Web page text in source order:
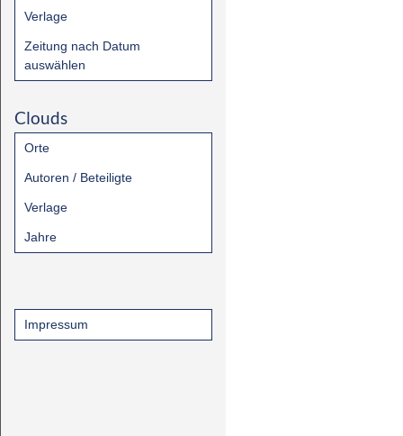
Verlage
Zeitung nach Datum
auswählen
Clouds
Orte
Autoren / Beteiligte
Verlage
Jahre
Impressum